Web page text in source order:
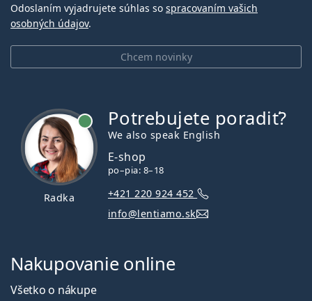
Chcem novinky
Odoslaním vyjadrujete súhlas so spracovaním vašich
osobných údajov.
Radka
Potrebujete poradiť?
We also speak English
E-shop
po–pia: 8–18
+421 220 924 452
info@lentiamo.sk
Nakupovanie online
Všetko o nákupe